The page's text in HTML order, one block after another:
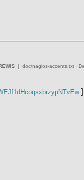
| doc/nagios-accents.txt ·
]